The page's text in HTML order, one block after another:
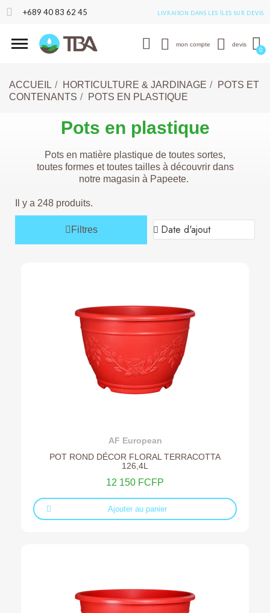
+689 40 83 62 45 LIVRAISON DANS LES ÎLES SUR DEVIS
mon compte devis
ACCUEIL HORTICULTURE & JARDINAGE
POTS ET
CONTENANTS
POTS EN PLASTIQUE
Pots en plastique
Pots en matière plastique de toutes sortes,
toutes formes et toutes tailles à découvrir dans
notre magasin à Papeete.
Il y a 248 produits.
Filtres
Ajouter au devis
AF European
POT ROND DÉCOR FLORAL TERRACOTTA
126,4L
12 150 FCFP
Ajouter au panier